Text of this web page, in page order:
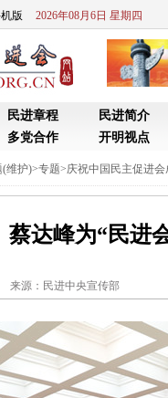
版 2026年08月6日 星期四
民进章程 民进简介
多党合作 开明视点
(维护)>专题>庆祝中国民主促进会
蔡达峰为“民进
来源： 民进中央宣传部